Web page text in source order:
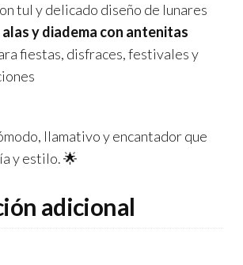
tul y delicado diseño de lunares
alas y diadema con antenitas
fiestas, disfraces, festivales y
llamativo y encantador que
y estilo. 🌟
adicional